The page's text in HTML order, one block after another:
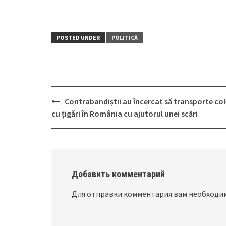
POSTED UNDER POLITICĂ
Post
navigation
Contrabandiștii au încercat să transporte
cu țigări în România cu ajutorul unei scări
Добавить комментарий
Для отправки комментария вам